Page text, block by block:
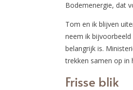
Bodemenergie, dat
Tom en ik blijven
neem ik
belangrijk is.
trekken samen op in
Frisse blik